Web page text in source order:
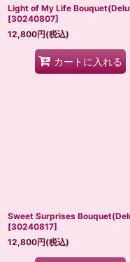
Light of My Life
[30240807]
12,800円(税込)
カートに入れる
Sweet Surprises
[30240817]
12,800円(税込)